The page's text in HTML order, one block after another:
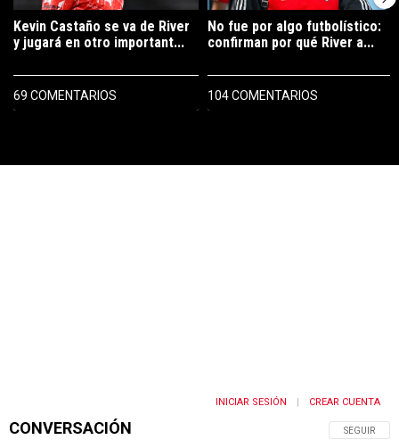
Kevin Castaño se va de River
y jugará en otro important...
69 COMENTARIOS
No fue por algo futbolístico:
confirman por qué River a...
104 COMENTARIOS
CONVERSACIÓN SIGA ESTA
SEGUIR
INICIAR SESIÓN CREAR CUENTA